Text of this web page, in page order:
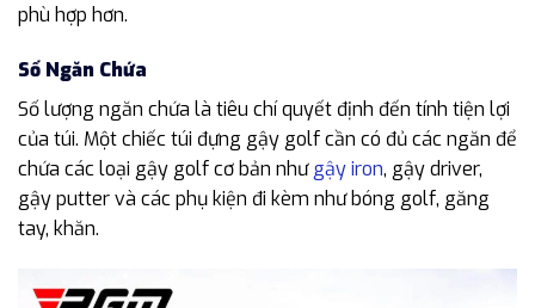
phù hợp hơn.
Số Ngăn Chứa
Số lượng ngăn chứa là tiêu chí quyết định đến tính tiện lợi
của túi. Một chiếc túi đựng gậy golf cần có đủ các ngăn để
chứa các loại gậy golf cơ bản nhưgậy iron, gậy driver,
gậy putter và các phụ kiện đi kèm như bóng golf, găng
tay, khăn.